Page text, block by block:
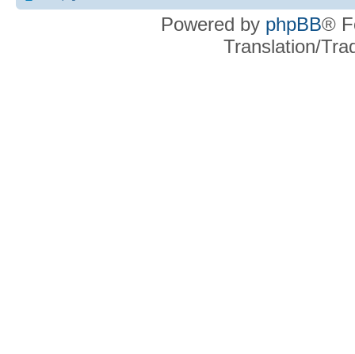
Powered by phpBB®
Translation/